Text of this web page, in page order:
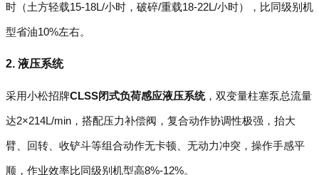
时（土方轻载15-18L/小时，破碎/重载18-22L/小时），比同级别机
型省油10%左右。
2. 液压系统
采用小松招牌CLSS闭式负荷感应液压系统，双变量柱塞泵总流量
达2×214L/min，搭配压力补偿阀，复合动作协调性极强，抬大
臂、回转、收铲斗等组合动作无卡顿、无动力冲突，操作手感平
顺，作业效率比同级别机型高8%-12%。